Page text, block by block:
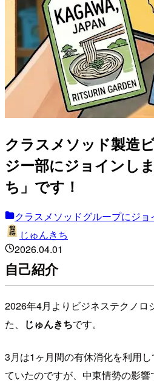
クラスメソッド製造
ジー部にジョインし
ち」です！
クラスメソッドグループにジョ
じゅんきち
2026.04.01
自己紹介
2026年4月よりビジネステクノロ
た、
じゅんきちです。
3月は1ヶ月間の有休消化を利用
ていたのですが、中東情勢の影